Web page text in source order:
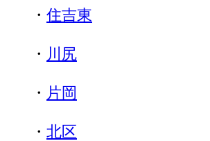
・ 住吉東
・ 川尻
・ 片岡
・ 北区